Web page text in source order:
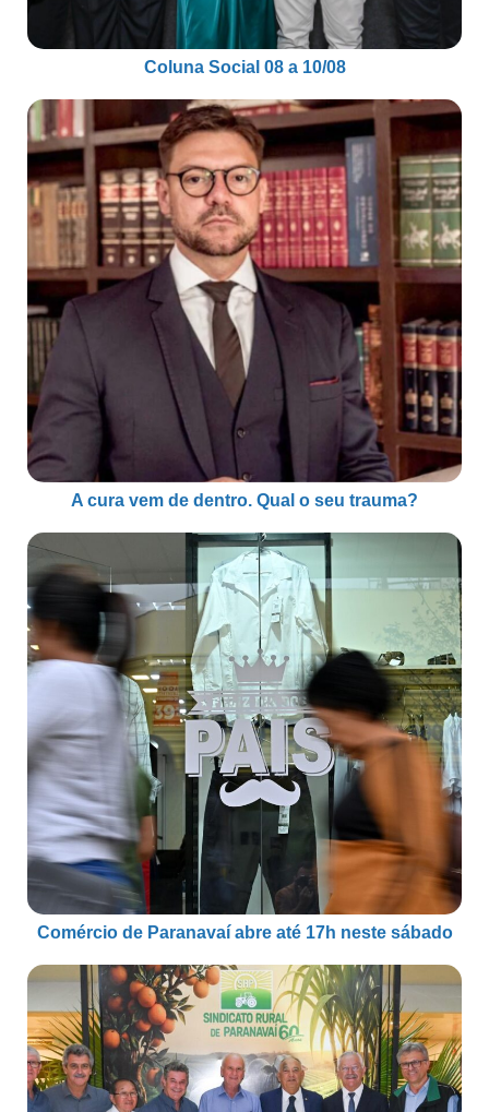
Coluna Social 08 a 10/08
A cura vem de dentro. Qual o seu trauma?
Comércio de Paranavaí abre até 17h neste sábado